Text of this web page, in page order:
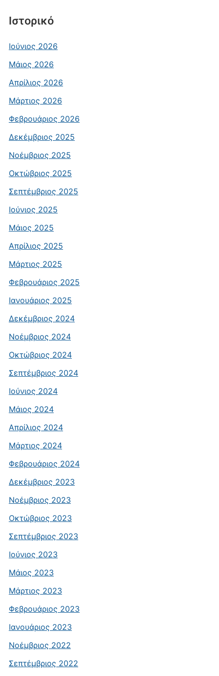
Ιστορικό
Ιούνιος 2026
Μάιος 2026
Απρίλιος 2026
Μάρτιος 2026
Φεβρουάριος 2026
Δεκέμβριος 2025
Νοέμβριος 2025
Οκτώβριος 2025
Σεπτέμβριος 2025
Ιούνιος 2025
Μάιος 2025
Απρίλιος 2025
Μάρτιος 2025
Φεβρουάριος 2025
Ιανουάριος 2025
Δεκέμβριος 2024
Νοέμβριος 2024
Οκτώβριος 2024
Σεπτέμβριος 2024
Ιούνιος 2024
Μάιος 2024
Απρίλιος 2024
Μάρτιος 2024
Φεβρουάριος 2024
Δεκέμβριος 2023
Νοέμβριος 2023
Οκτώβριος 2023
Σεπτέμβριος 2023
Ιούνιος 2023
Μάιος 2023
Μάρτιος 2023
Φεβρουάριος 2023
Ιανουάριος 2023
Νοέμβριος 2022
Σεπτέμβριος 2022